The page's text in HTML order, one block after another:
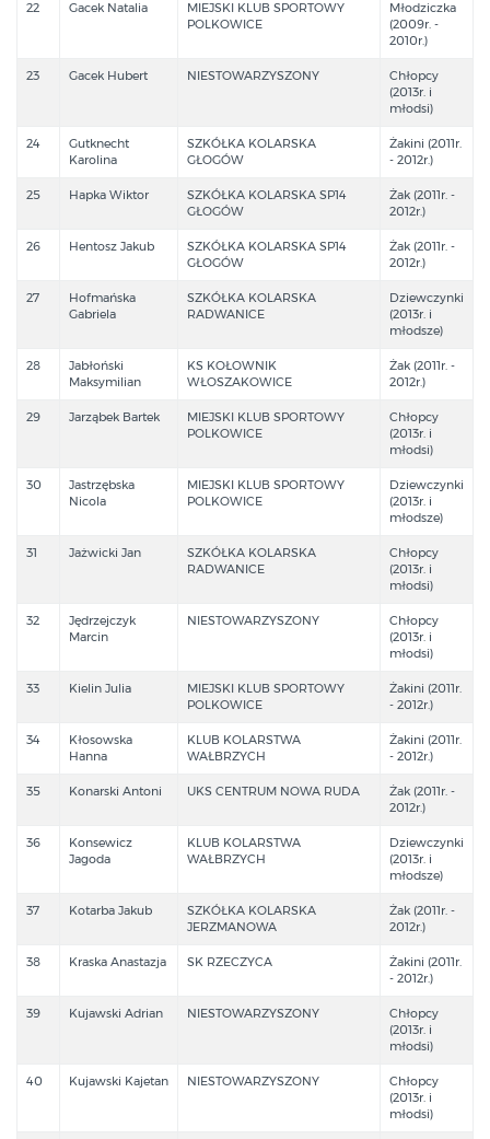
22 Gacek Natalia
MIEJSKI KLUB SPORTOWY
POLKOWICE
Młodziczka
(2009r. -
2010r.)
23 Gacek Hubert NIESTOWARZYSZONY
Chłopcy
(2013r. i
młodsi)
24
Gutknecht
Karolina
SZKÓŁKA KOLARSKA
GŁOGÓW
Żakini (2011r.
- 2012r.)
25 Hapka Wiktor
SZKÓŁKA KOLARSKA SP14
GŁOGÓW
Żak (2011r. -
2012r.)
26 Hentosz Jakub
SZKÓŁKA KOLARSKA SP14
GŁOGÓW
Żak (2011r. -
2012r.)
27
Hofmańska
Gabriela
SZKÓŁKA KOLARSKA
RADWANICE
Dziewczynki
(2013r. i
młodsze)
28
Jabłoński
Maksymilian
KS KOŁOWNIK
WŁOSZAKOWICE
Żak (2011r. -
2012r.)
29 Jarząbek Bartek
MIEJSKI KLUB SPORTOWY
POLKOWICE
Chłopcy
(2013r. i
młodsi)
30
Jastrzębska
Nicola
MIEJSKI KLUB SPORTOWY
POLKOWICE
Dziewczynki
(2013r. i
młodsze)
31 Jażwicki Jan
SZKÓŁKA KOLARSKA
RADWANICE
Chłopcy
(2013r. i
młodsi)
32
Jędrzejczyk
Marcin
NIESTOWARZYSZONY
Chłopcy
(2013r. i
młodsi)
33 Kielin Julia
MIEJSKI KLUB SPORTOWY
POLKOWICE
Żakini (2011r.
- 2012r.)
34
Kłosowska
Hanna
KLUB KOLARSTWA
WAŁBRZYCH
Żakini (2011r.
- 2012r.)
35 Konarski Antoni UKS CENTRUM NOWA RUDA
Żak (2011r. -
2012r.)
36
Konsewicz
Jagoda
KLUB KOLARSTWA
WAŁBRZYCH
Dziewczynki
(2013r. i
młodsze)
37 Kotarba Jakub
SZKÓŁKA KOLARSKA
JERZMANOWA
Żak (2011r. -
2012r.)
38 Kraska Anastazja SK RZECZYCA
Żakini (2011r.
- 2012r.)
39 Kujawski Adrian NIESTOWARZYSZONY
Chłopcy
(2013r. i
młodsi)
40 Kujawski Kajetan NIESTOWARZYSZONY
Chłopcy
(2013r. i
młodsi)